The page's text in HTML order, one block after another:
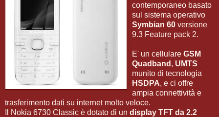
contemporaneo basato
sul sistema operativo
Symbian 60 versione
9.3 Feature pack 2.
E' un cellulare GSM
Quadband , UMTS
munito di tecnologia
HSDPA, e ci offre
ampia connettività e
trasferimento dati su internet molto veloce.
Il Nokia 6730 Classic è dotato di un display TFT da 2.2